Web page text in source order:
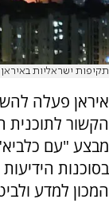
תקיפות ישראליות באיראן
איראן פעלה
הקשור
מבצע "עם
בסוכנות
המכון למדע